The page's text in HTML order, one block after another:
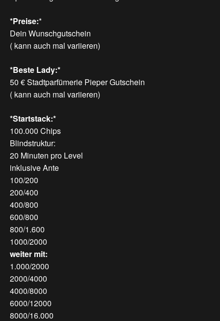
*Preise:*
Dein Wunschgutschein
( kann auch mal variieren)
*Beste Lady:*
50 € Stadtparfümerie Pieper Gutschein
( kann auch mal variieren)
*Startstack:*
100.000 Chips
Blindstruktur:
20 Minuten pro Level
inklusive Ante
100/200
200/400
400/800
600/800
800/1.600
1000/2000
weiter mit:
1.000/2000
2000/4000
4000/8000
6000/12000
8000/16.000